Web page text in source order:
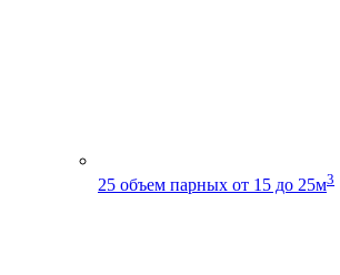
25 объем парных от 15 до 25м3